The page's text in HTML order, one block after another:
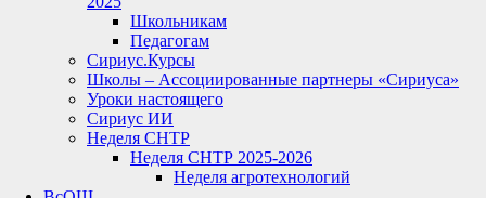
Школьникам
Педагогам
Сириус.Курсы
Школы – Ассоциированные партнеры «Сириуса»
Уроки настоящего
Сириус ИИ
Неделя СНТР
Неделя СНТР 2025-2026
Неделя агротехнологий